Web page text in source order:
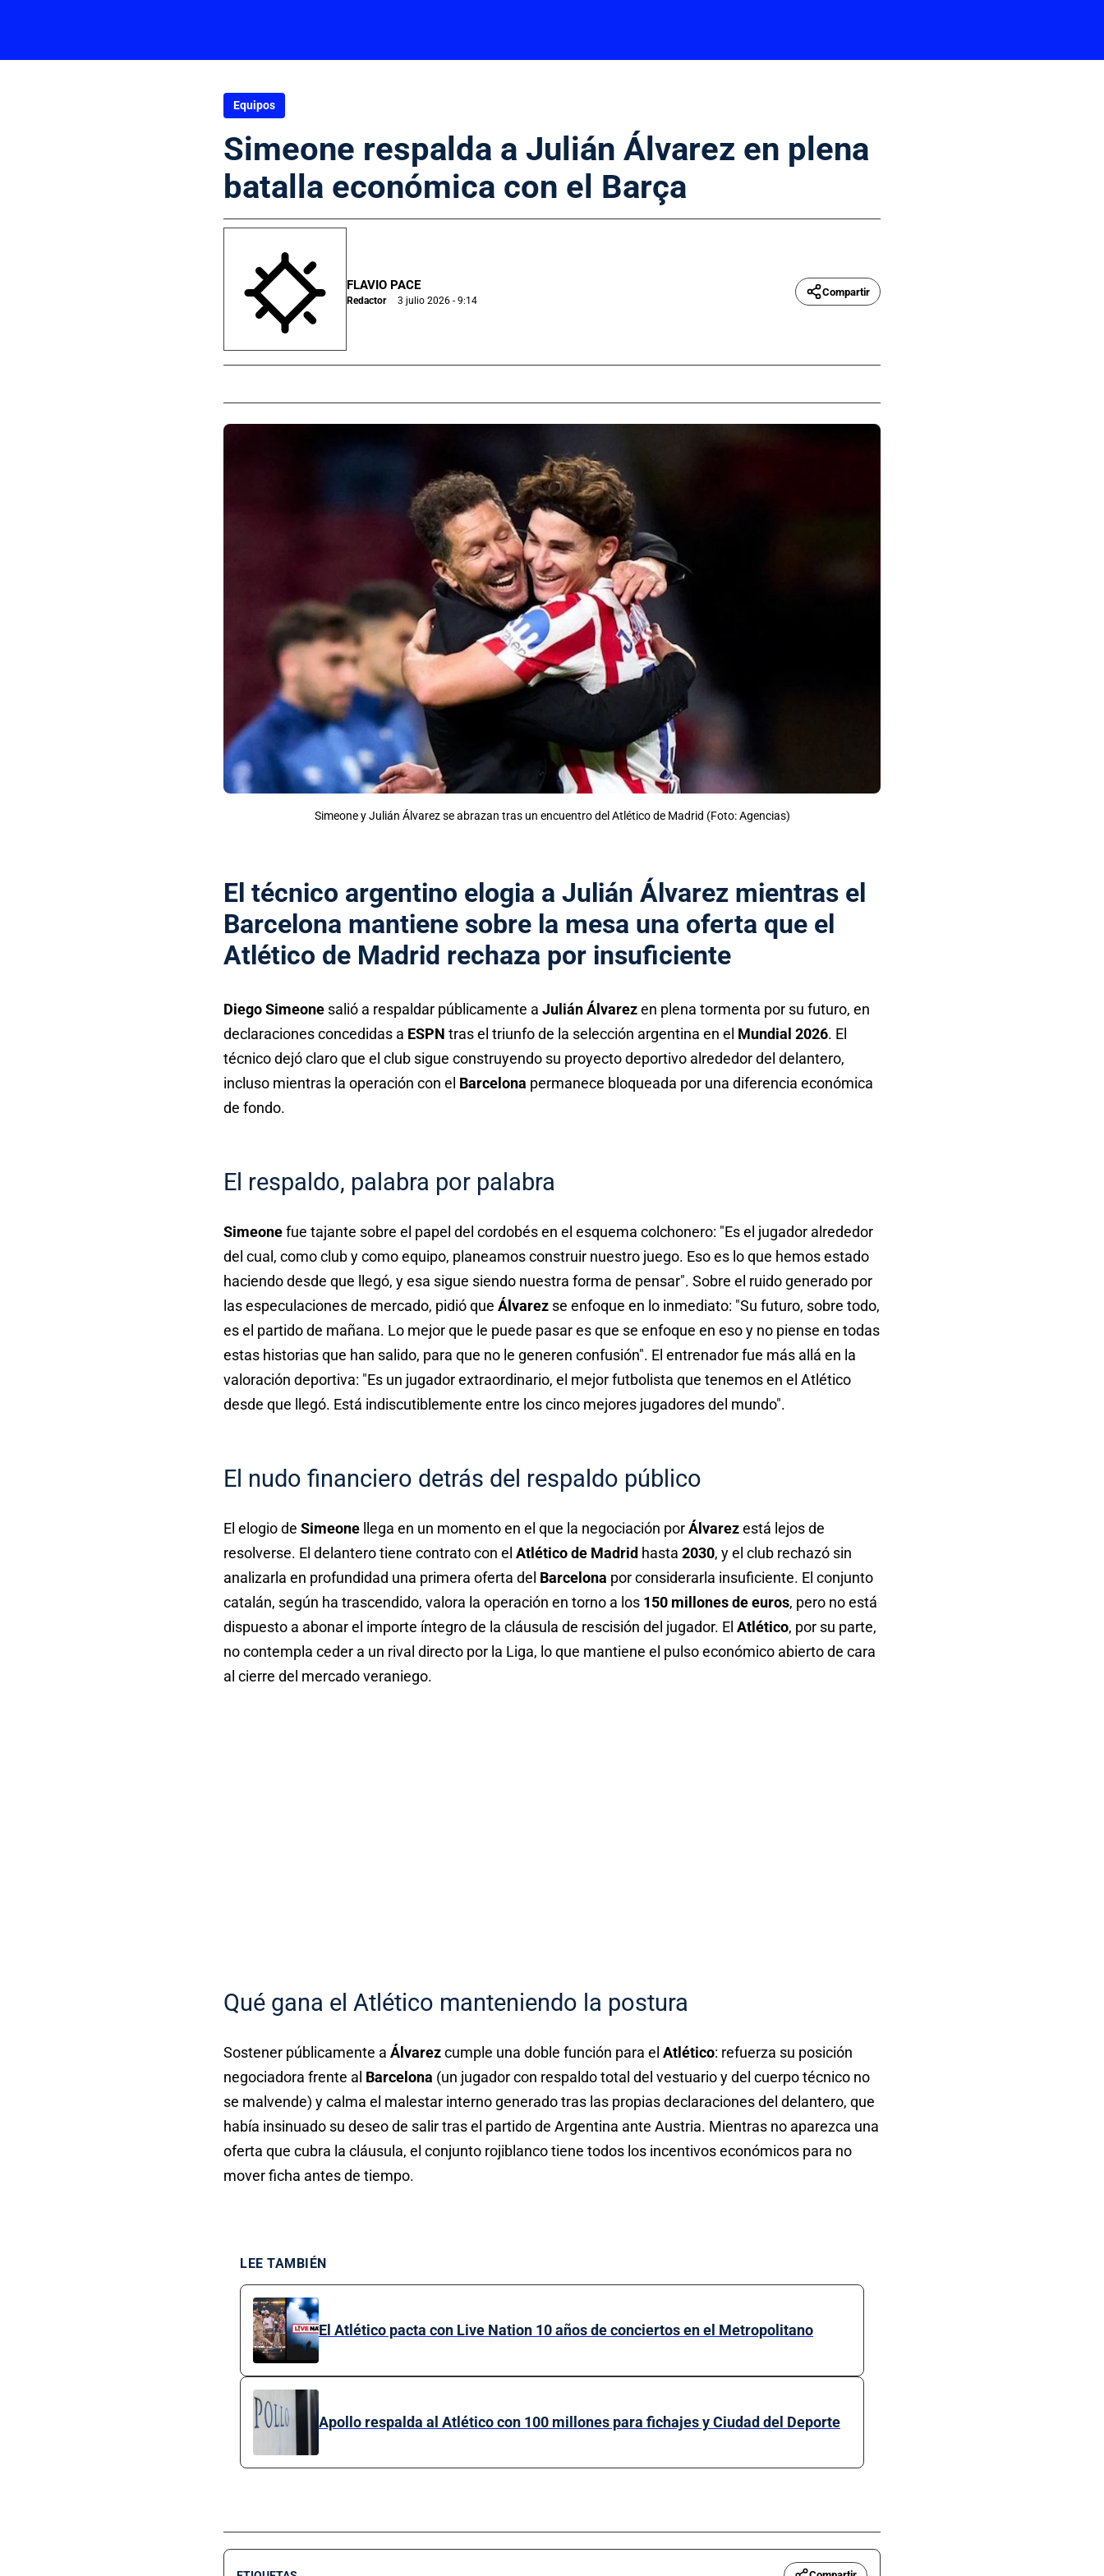
Equipos
Simeone respalda a Julián Álvarez en plena
batalla económica con el Barça
FLAVIO PACE
Redactor 3 julio 2026 - 9:14
Compartir
Simeone y Julián Álvarez se abrazan tras un encuentro del Atlético de Madrid (Foto: Agencias)
El técnico argentino elogia a Julián Álvarez mientras el
Barcelona mantiene sobre la mesa una oferta que el
Atlético de Madrid rechaza por insuficiente
Diego Simeone salió a respaldar públicamente a Julián Álvarezen plena tormenta por su futuro, en
declaraciones concedidas a ESPN tras el triunfo de la selección argentina en el Mundial 2026. El
técnico dejó claro que el club sigue construyendo su proyecto deportivo alrededor del delantero,
incluso mientras la operación con el Barcelona permanece bloqueada por una diferencia económica
de fondo.
El respaldo, palabra por palabra
Simeonefue tajante sobre el papel del cordobés en el esquema colchonero: "Es el jugador alrededor
del cual, como club y como equipo, planeamos construir nuestro juego. Eso es lo que hemos estado
haciendo desde que llegó, y esa sigue siendo nuestra forma de pensar". Sobre el ruido generado por
las especulaciones de mercado, pidió que Álvarez se enfoque en lo inmediato: "Su futuro, sobre todo,
es el partido de mañana. Lo mejor que le puede pasar es que se enfoque en eso y no piense en todas
estas historias que han salido, para que no le generen confusión". El entrenador fue más allá en la
valoración deportiva: "Es un jugador extraordinario, el mejor futbolista que tenemos en el Atlético
desde que llegó. Está indiscutiblemente entre los cinco mejores jugadores del mundo".
El nudo financiero detrás del respaldo público
El elogio de Simeone llega en un momento en el que la negociación porÁlvarezestá lejos de
resolverse. El delantero tiene contrato con el Atlético de Madrid hasta 2030, y el club rechazó sin
analizarla en profundidad una primera oferta del Barcelona por considerarla insuficiente. El conjunto
catalán, según ha trascendido, valora la operación en torno a los 150 millones de euros, pero no está
dispuesto a abonar el importe íntegro de la cláusula de rescisión del jugador. El Atlético, por su parte,
no contempla ceder a un rival directo por la Liga, lo que mantiene el pulso económico abierto de cara
al cierre del mercado veraniego.
Qué gana el Atlético manteniendo la postura
Sostener públicamente a Álvarezcumple una doble función para el Atlético: refuerza su posición
negociadora frente al Barcelona (un jugador con respaldo total del vestuario y del cuerpo técnico no
se malvende) y calma el malestar interno generado tras las propias declaraciones del delantero, que
había insinuado su deseo de salir tras el partido de Argentina ante Austria. Mientras no aparezca una
oferta que cubra la cláusula, el conjunto rojiblanco tiene todos los incentivos económicos para no
mover ficha antes de tiempo.
LEE TAMBIÉN
El Atlético pacta con Live Nation 10 años de conciertos en el Metropolitano
Apollo respalda al Atlético con 100 millones para fichajes y Ciudad del Deporte